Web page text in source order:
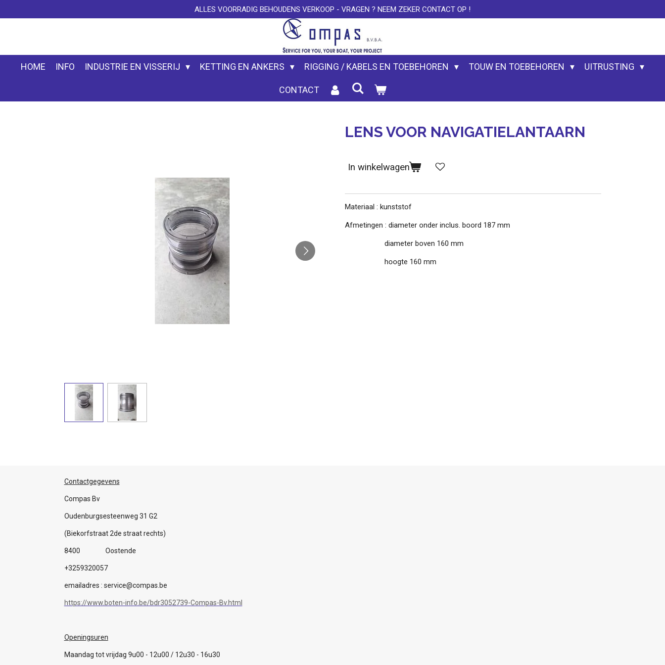
direct
hoofdinhoud
ALLES VOORRADIG BEHOUDENS VERKOOP - VRAGEN ? NEEM ZEKER CONTACT OP !
HOME INFO INDUSTRIE EN VISSERIJ KETTING EN ANKERS RIGGING / KABELS EN TOEBEHOREN TOUW EN TOEBEHOREN UITRUSTING
CONTACT
LENS VOOR NAVIGATIELANTAARN
In winkelwagen
Materiaal : kunststof
Afmetingen : diameter onder inclus. boord 187 mm
diameter boven 160 mm
hoogte 160 mm
Contactgegevens
Compas Bv
Oudenburgsesteenweg 31 G2
(Biekorfstraat 2de straat rechts)
8400 Oostende
+3259320057
emailadres : service@compas.be
https://www.boten-info.be/bdr3052739-Compas-Bv.html
Openingsuren
Maandag tot vrijdag 9u00 - 12u00 / 12u30 - 16u30